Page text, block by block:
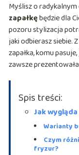
Myślisz o radykalnym
zapałkębędzie dla
pozoru stylizacja
jaki odbierasz siebie.
zapałka, komu
zawsze
Spis treści:
Jak
Warianty
Czym
fryzur?